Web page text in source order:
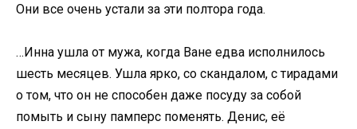
Они все очень устали за эти полтора года.
…Инна ушла от мужа, когда Ване едва исполнилось
шесть месяцев. Ушла ярко, со скандалом, с тирадами
о том, что он не способен даже посуду за собой
помыть и сыну памперс поменять. Денис, её